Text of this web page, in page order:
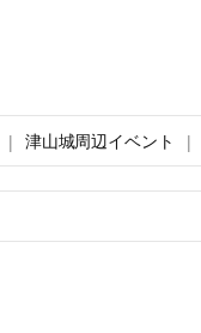
津山城周辺イベント